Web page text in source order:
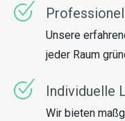
Unsere
jeder Raum
Individuelle
Wir bieten